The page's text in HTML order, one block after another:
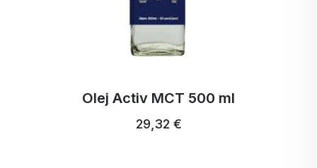
Olej Activ MCT 500 ml
29,32 €